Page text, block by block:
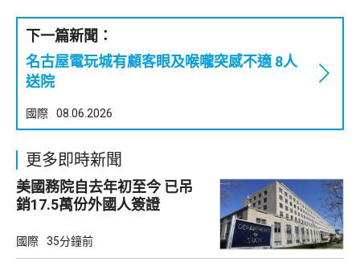
下一篇新聞：
名古屋電玩城有顧客眼及喉嚨突感不適 8人
送院
國際 08.06.2026
更多即時新聞
美國務院自去年初至今 已吊
銷17.5萬份外國人簽證
國際 35分鐘前